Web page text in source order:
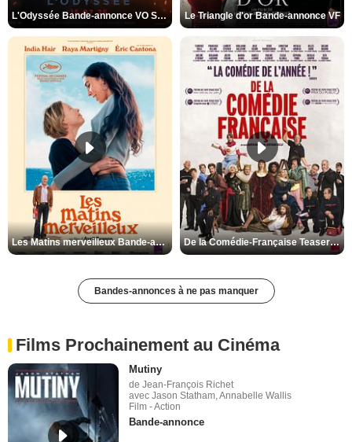
L'Odyssée Bande-annonce VO STFR Le Triangle d'or Bande-annonce VF
Les Matins merveilleux Bande-annonce VF De la Comédie-Française Teaser VF
Bandes-annonces à ne pas manquer
Films Prochainement au Cinéma
Mutiny
de Jean-François Richet
avec Jason Statham, Annabelle Wallis
Film - Action
Bande-annonce